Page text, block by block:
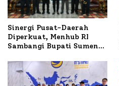
Sinergi Pusat-Daerah
Diperkuat, Menhub RI
Sambangi Bupati Sumenep
Mutiara Sentosa II